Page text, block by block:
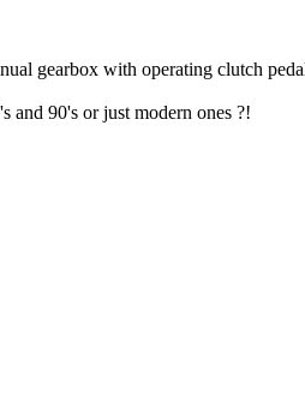
gearbox with operating clutch
and 90's or just modern ones ?!